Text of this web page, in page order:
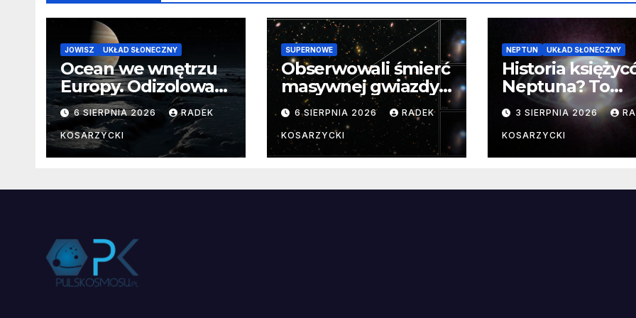
JOWISZ UKŁAD SŁONECZNY
Ocean we wnętrzu
Europy. Odizolowani
przez lodową
barierę
6 SIERPNIA 2026 RADEK
KOSARZYCKI
SUPERNOWE
Obserwowali śmierć
masywnej gwiazdy
od samego
początku.
Niezwykle cenne
dane
6 SIERPNIA 2026 RADEK
KOSARZYCKI
NEPTUN UKŁAD SŁONECZNY
Historia
Neptuna? To
skomplikowane
3 SIERPNIA 2026
KOSARZYCKI